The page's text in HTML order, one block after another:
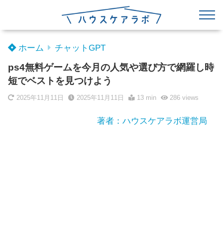
ホーム チャットGPT
ps4無料ゲームを今月の人気や選び方で網羅し時
短でベストを見つけよう
2025年11月11日 2025年11月11日 13 min 286views
著者：ハウスケアラボ運営局